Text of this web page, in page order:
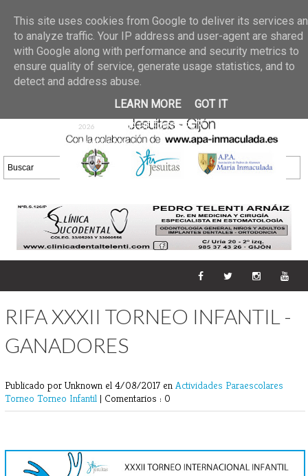
02 jun 2026
GALERIA DE FOTOS
30/05/2026
25 may 2026
GALERIA
DE FOTOS 23/05/2026
20 may
2026
GALERIA DE FOTOS
16/05/2026
DE FOTOS 09/05/2026
28 abr
2026
GALERIA DE FOTOS 25 Y
26/04/2026
RIFA XXXII TORNEO INFANTIL -
GANADORES
Publicado por Unknown el 4/08/2017 en Actividades Paraescolares
Torneo Torneo Infantil | Comentarios : 0
This site uses cookies from Google to deliver its services
to analyze traffic. Your IP address and user-agent are shared
with Google along with performance and security metrics to
ensure quality of service, generate usage statistics, and to
detect and address abuse.
LEARN MORE
GOT IT